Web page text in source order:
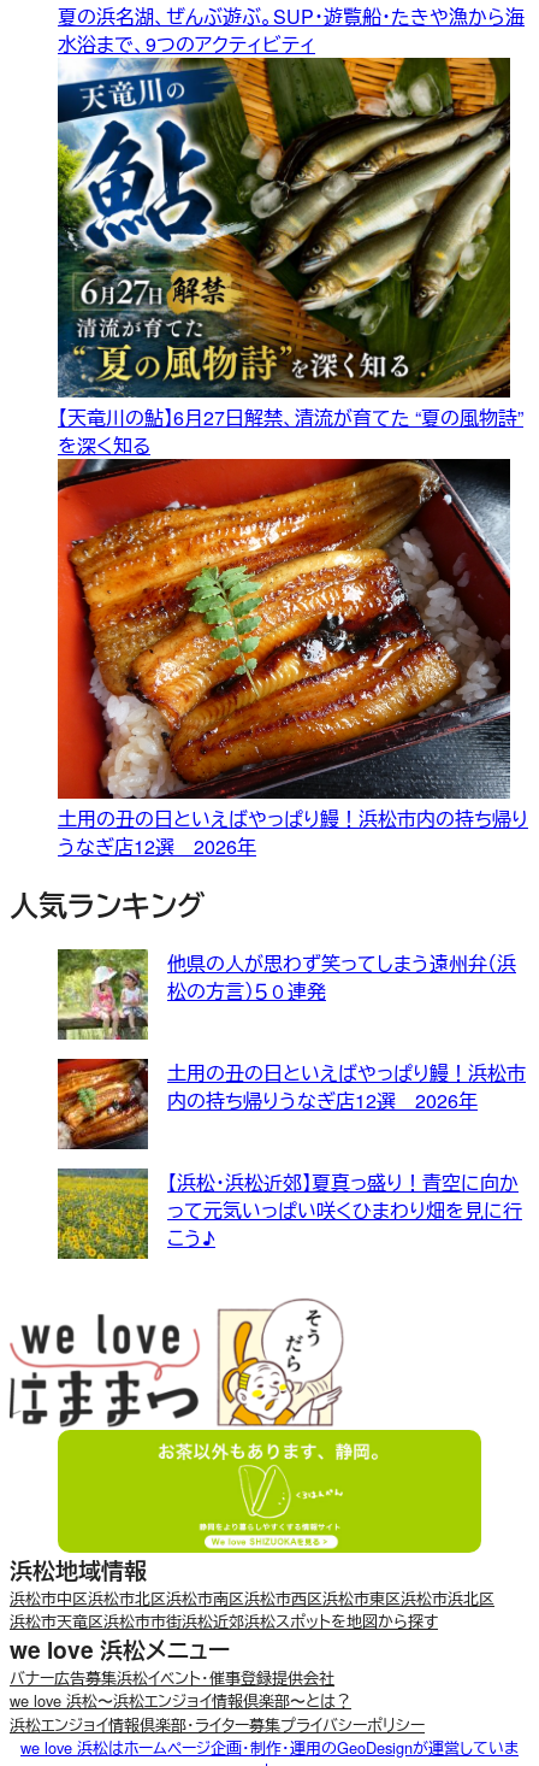
夏の浜名湖、ぜんぶ遊ぶ。SUP・遊覧船・たきや漁から海
水浴まで、9つのアクティビティ
【天竜川の鮎】6月27日解禁、清流が育てた “夏の風物詩”
を深く知る
土用の丑の日といえばやっぱり鰻！浜松市内の持ち帰り
うなぎ店12選 2026年
人気ランキング
他県の人が思わず笑ってしまう遠州弁（浜
松の方言）５０連発
土用の丑の日といえばやっぱり鰻！浜松市
内の持ち帰りうなぎ店12選 2026年
【浜松・浜松近郊】夏真っ盛り！青空に向か
って元気いっぱい咲くひまわり畑を見に行
こう♪
浜松地域情報
浜松市中区浜松市北区浜松市南区浜松市西区浜松市東区浜松市浜北区
浜松市天竜区浜松市市街浜松近郊浜松スポットを地図から探す
we love 浜松メニュー
バナー広告募集浜松イベント・催事登録提供会社
we love 浜松〜浜松エンジョイ情報倶楽部〜とは？
浜松エンジョイ情報倶楽部・ライター募集プライバシーポリシー
we love 浜松はホームページ企画・制作・運用のGeoDesignが運営していま